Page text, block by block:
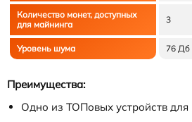
Количество монет, доступных
для майнинга
3
Уровень шума 76 Дб
Преимущества:
Одно из ТОПовых устройств для